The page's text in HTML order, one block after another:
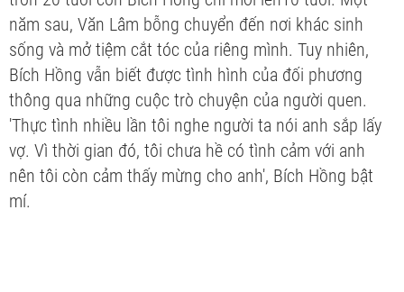
năm sau, Văn Lâm bỗng chuyển đến nơi khác sinh
sống và mở tiệm cắt tóc của riêng mình. Tuy nhiên,
Bích Hồng vẫn biết được tình hình của đối phương
thông qua những cuộc trò chuyện của người quen.
'Thực tình nhiều lần tôi nghe người ta nói anh sắp lấy
vợ. Vì thời gian đó, tôi chưa hề có tình cảm với anh
nên tôi còn cảm thấy mừng cho anh', Bích Hồng bật
mí.